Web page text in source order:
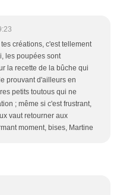
créations, c'est tellement
les poupées sont
la recette de la bûche qui
prouvant d'ailleurs en
petits toutous qui ne
; même si c'est frustrant,
vaut retourner aux
moment, bises, Martine